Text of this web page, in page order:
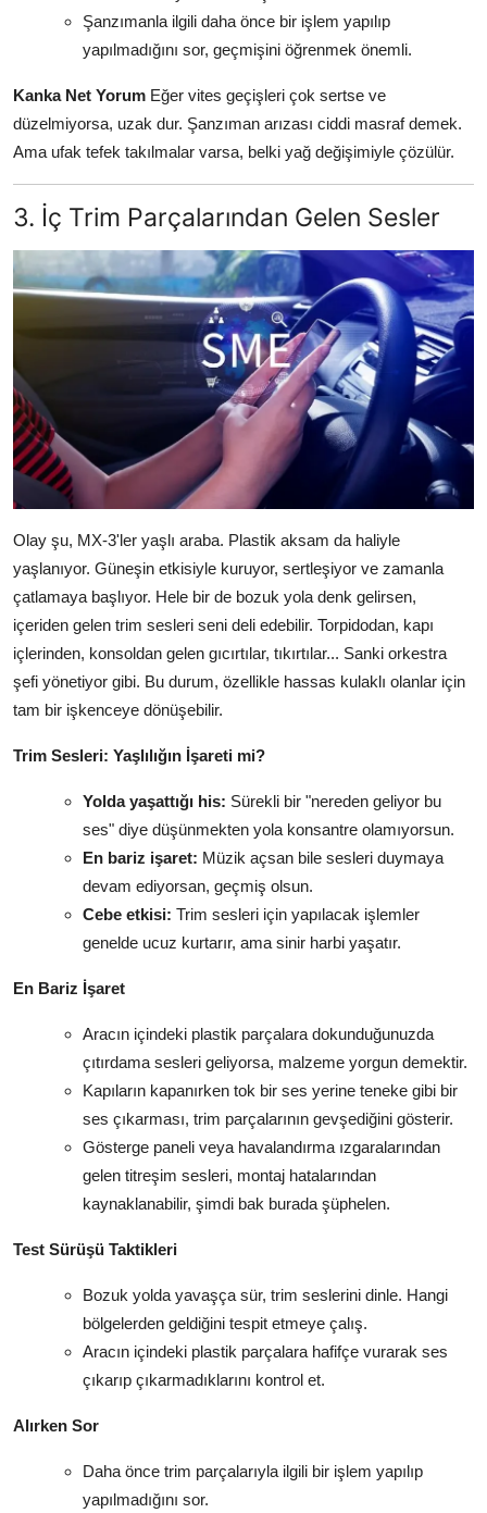
Şanzımanla ilgili daha önce bir işlem yapılıp
yapılmadığını sor, geçmişini öğrenmek önemli.
Kanka Net Yorum Eğer vites geçişleri çok sertse ve
düzelmiyorsa, uzak dur. Şanzıman arızası ciddi masraf demek.
Ama ufak tefek takılmalar varsa, belki yağ değişimiyle çözülür.
3. İç Trim Parçalarından Gelen Sesler
Olay şu, MX-3'ler yaşlı araba. Plastik aksam da haliyle
yaşlanıyor. Güneşin etkisiyle kuruyor, sertleşiyor ve zamanla
çatlamaya başlıyor. Hele bir de bozuk yola denk gelirsen,
içeriden gelen trim sesleri seni deli edebilir. Torpidodan, kapı
içlerinden, konsoldan gelen gıcırtılar, tıkırtılar... Sanki orkestra
şefi yönetiyor gibi. Bu durum, özellikle hassas kulaklı olanlar için
tam bir işkenceye dönüşebilir.
Trim Sesleri: Yaşlılığın İşareti mi?
Yolda yaşattığı his: Sürekli bir "nereden geliyor bu
ses" diye düşünmekten yola konsantre olamıyorsun.
En bariz işaret: Müzik açsan bile sesleri duymaya
devam ediyorsan, geçmiş olsun.
Cebe etkisi: Trim sesleri için yapılacak işlemler
genelde ucuz kurtarır, ama sinir harbi yaşatır.
En Bariz İşaret
Aracın içindeki plastik parçalara dokunduğunuzda
çıtırdama sesleri geliyorsa, malzeme yorgun demektir.
Kapıların kapanırken tok bir ses yerine teneke gibi bir
ses çıkarması, trim parçalarının gevşediğini gösterir.
Gösterge paneli veya havalandırma ızgaralarından
gelen titreşim sesleri, montaj hatalarından
kaynaklanabilir, şimdi bak burada şüphelen.
Test Sürüşü Taktikleri
Bozuk yolda yavaşça sür, trim seslerini dinle. Hangi
bölgelerden geldiğini tespit etmeye çalış.
Aracın içindeki plastik parçalara hafifçe vurarak ses
çıkarıp çıkarmadıklarını kontrol et.
Alırken Sor
Daha önce trim parçalarıyla ilgili bir işlem yapılıp
yapılmadığını sor.